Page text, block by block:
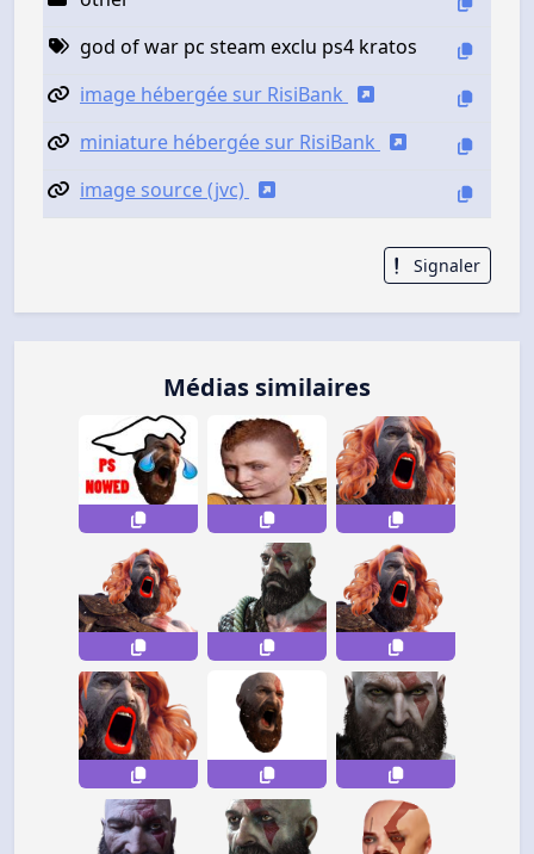
god of war pc steam exclu ps4 kratos
image hébergée sur RisiBank
miniature hébergée sur RisiBank
image source (jvc)
Signaler
Médias similaires